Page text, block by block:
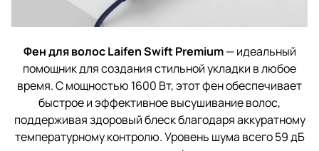
Фен для волос Laifen Swift Premium— идеальный
помощник для создания стильной укладки в любое
время. С мощностью 1600 Вт, этот фен обеспечивает
быстрое и эффективное высушивание волос,
поддерживая здоровый блеск благодаря аккуратному
температурному контролю. Уровень шума всего 59 дБ